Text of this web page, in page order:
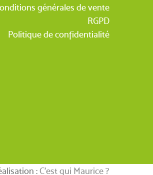
générales de vente
RGPD
Politique de confidentialité
:C’est qui Maurice ?